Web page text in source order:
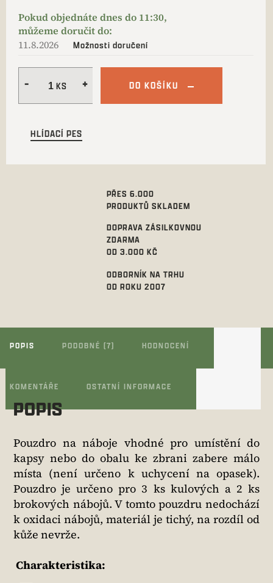
11.8.2026 Možnosti doručení
DO KOŠÍKU
HLÍDACÍ PES
PŘES 6.000
PRODUKTŮ SKLADEM
DOPRAVA ZÁSILKOVNOU
ZDARMA
OD 3.000 KČ
ODBORNÍK NA TRHU
OD ROKU 2007
POPIS PODOBNÉ (7) HODNOCENÍ
KOMENTÁŘE OSTATNÍ INFORMACE
POPIS
Pouzdro na náboje vhodné pro umístění do
kapsy nebo do obalu ke zbrani zabere málo
místa (není určeno k uchycení na opasek).
Pouzdro je určeno pro 3 ks kulových a 2 ks
brokových nábojů. V tomto pouzdru nedochází
k oxidaci nábojů, materiál je tichý, na rozdíl od
kůže nevrže.
Charakteristika: